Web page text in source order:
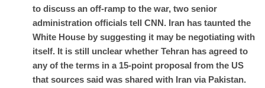
to discuss an off-ramp to the war, two senior
administration officials tell CNN. Iran has taunted the
White House by suggesting it may be negotiating with
itself. It is still unclear whether Tehran has agreed to
any of the terms in a 15-point proposal from the US
that sources said was shared with Iran via Pakistan.